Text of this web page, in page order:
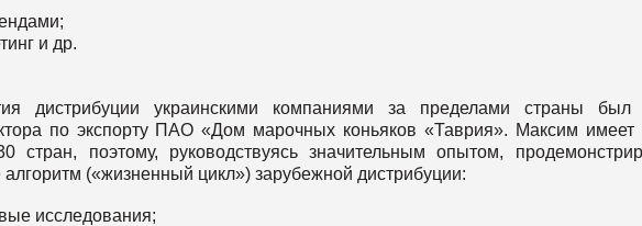
и др.
дистрибуции украинскими компаниями за пределами страны был
по экспорту ПАО «Дом марочных коньяков «Таврия». Максим имеет
стран, поэтому, руководствуясь значительным опытом,
(«жизненный цикл») зарубежной дистрибуции:
исследования;